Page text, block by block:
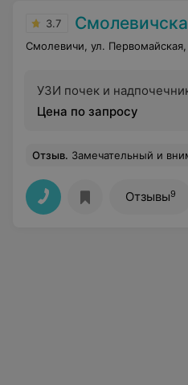
3.7 Смолевичская
Смолевичи, ул. Первомайская,
УЗИ почек и
Цена по запросу
Отзыв. Замечательный и
Отзывы9